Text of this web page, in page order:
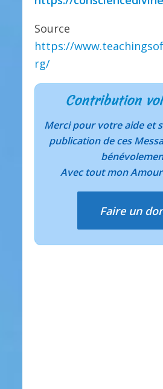
https://
rg/
Contribution
Merci pour votre aide et
publication de ces
Avec tout mon
Faire un